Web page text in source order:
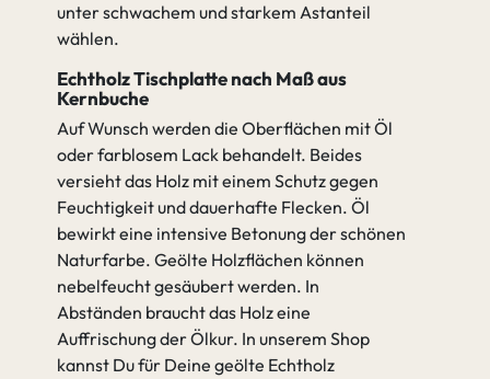
unter schwachem und starkem Astanteil
wählen.
Echtholz Tischplatte nach Maß aus
Kernbuche
Auf Wunsch werden die Oberflächen mit Öl
oder farblosem Lack behandelt. Beides
versieht das Holz mit einem Schutz gegen
Feuchtigkeit und dauerhafte Flecken. Öl
bewirkt eine intensive Betonung der schönen
Naturfarbe. Geölte Holzflächen können
nebelfeucht gesäubert werden. In
Abständen braucht das Holz eine
Auffrischung der Ölkur. In unserem Shop
kannst Du für Deine geölte Echtholz